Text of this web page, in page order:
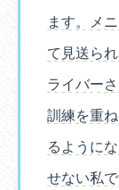
ます。メ
て見送ら
ライバー
訓練を重
るように
せない私